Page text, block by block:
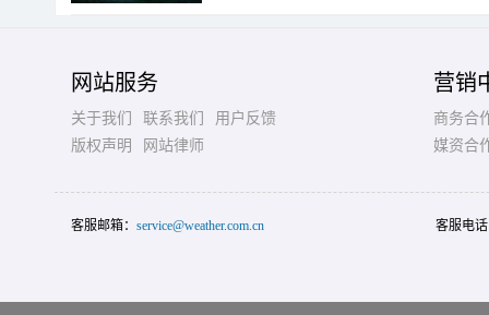
网站服务
关于我们 联系我们
用户反馈
版权声明
网站律师
营销
商务合
媒资合
客服邮箱： service@weather.com.cn 客服电